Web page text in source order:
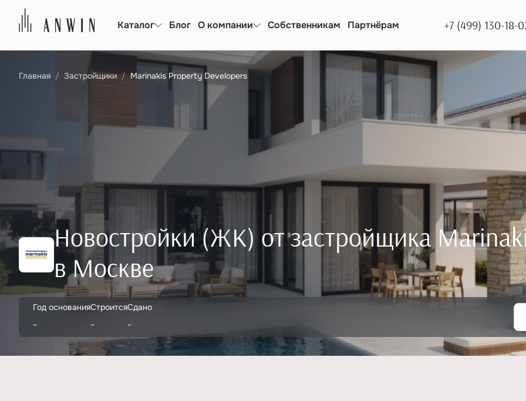
Каталог Блог О компании Собственникам Партнёрам +7 (499) 130-18-
Главная Застройщики Marinakis Property Developers
Новостройки (ЖК) от застройщика
в Москве
Год основания
-
Строится
-
Сдано
-